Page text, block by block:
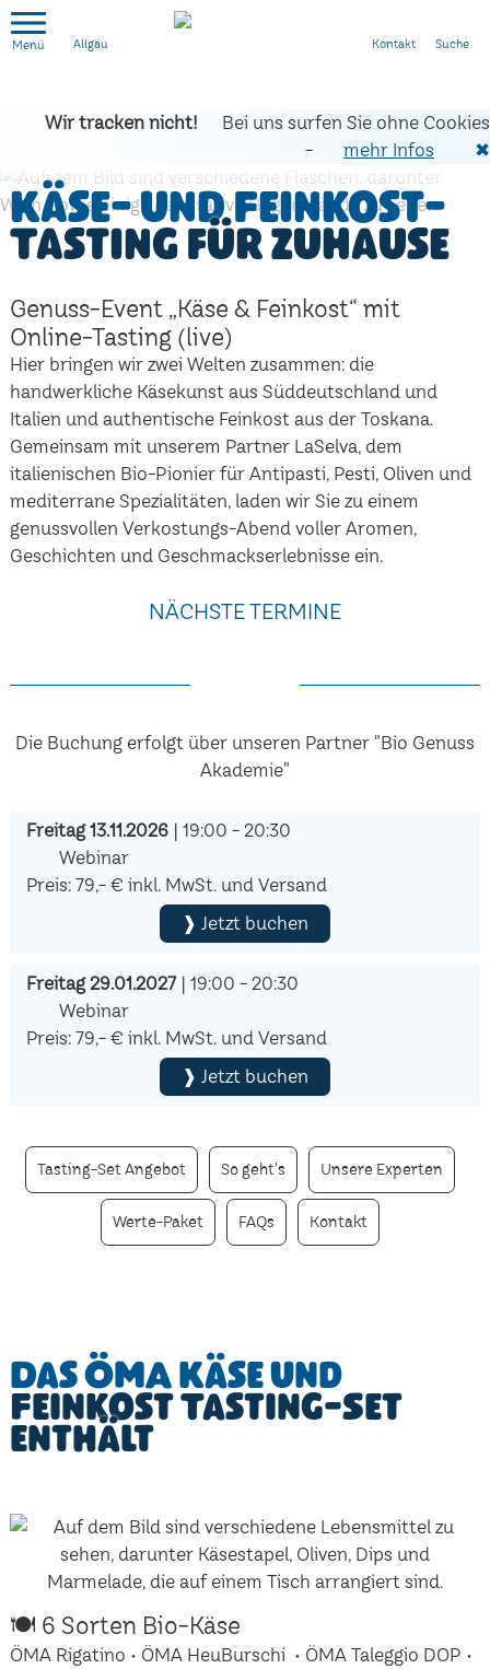
Allgäu
Wir tracken nicht!
Bei uns surfen Sie ohne Cookies
-
mehr Infos ✖
Käse- und Feinkost-
Tasting für zuhause
Genuss-Event „Käse & Feinkost“ mit
Online-Tasting (live)
Hier bringen wir zwei Welten zusammen: die
handwerkliche Käsekunst aus Süddeutschland und
Italien und authentische Feinkost aus der Toskana.
Gemeinsam mit unserem Partner LaSelva, dem
italienischen Bio-Pionier für Antipasti, Pesti, Oliven und
mediterrane Spezialitäten, laden wir Sie zu einem
genussvollen Verkostungs-Abend voller Aromen,
Geschichten und Geschmackserlebnisse ein.
NÄCHSTE TERMINE
Die Buchung erfolgt über unseren Partner "Bio Genuss
Akademie"
Freitag 13.11.2026| 19:00 - 20:30
Webinar
Preis: 79,- € inkl. MwSt. und Versand
❱ Jetzt buchen
Freitag 29.01.2027| 19:00 - 20:30
Webinar
Preis: 79,- € inkl. MwSt. und Versand
❱ Jetzt buchen
Tasting-Set Angebot So geht's Unsere Experten
Werte-Paket FAQs Kontakt
Das ÖMA Käse und
Feinkost Tasting-Set
enthält
🍽 6 Sorten Bio-Käse
ÖMA Rigatino • ÖMA HeuBurschi • ÖMA Taleggio DOP •